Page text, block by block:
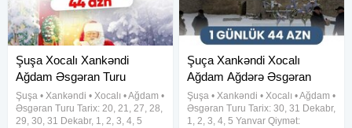
Şuşa Xocalı Xankəndi
Ağdam Əsgəran Turu
Şuşa • Xankəndi • Xocalı • Ağdam •
Əsgəran Turu Tarix: 20, 21, 27, 28,
29, 30, 31 Dekabr, 1, 2, 3, 4, 5
Şuça Xankəndi Xocalı
Ağdam Ağdərə Əsgəran
Şuşa • Xankəndi • Xocalı • Ağdam •
Əsgəran Turu Tarix: 30, 31 Dekabr,
1, 2, 3, 4, 5 Yanvar Qiymət: